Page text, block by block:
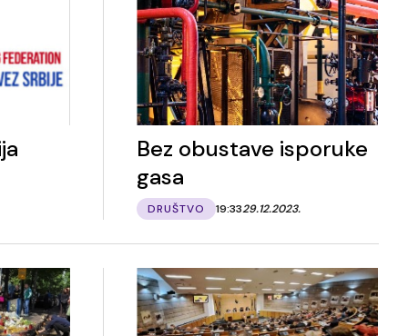
Bez obustave isporuke
gasa
DRUŠTVO 19:3329.12.2023.